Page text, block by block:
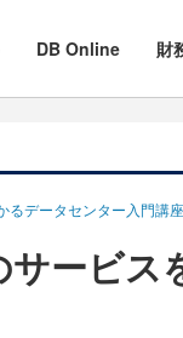
DB Online 財
るデータセンター入門講座
ービス